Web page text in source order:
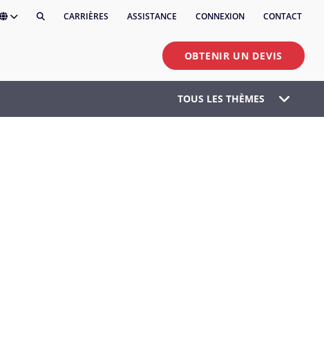
CARRIÈRES ASSISTANCE CONNEXION CONTACT
OBTENIR UN DEVIS
TOUS LES THÈMES